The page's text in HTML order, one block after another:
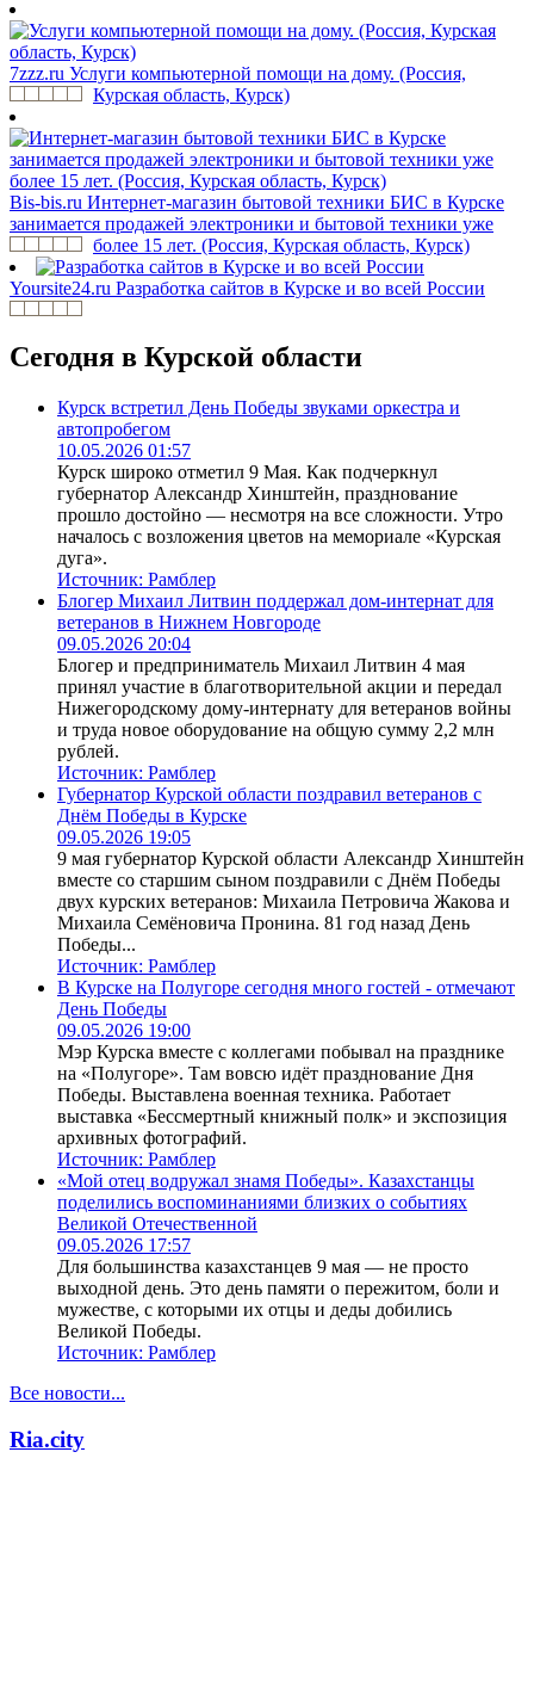
7zzz.ru Услуги компьютерной помощи на дому. (Россия,
Курская область, Курск)
Bis-bis.ru Интернет-магазин бытовой техники БИС в Курске
занимается продажей электроники и бытовой техники уже
более 15 лет. (Россия, Курская область, Курск)
Yoursite24.ru Разработка сайтов в Курске и во всей России
Сегодня в Курской области
Курск встретил День Победы звуками оркестра и
автопробегом
10.05.2026 01:57
Курск широко отметил 9 Мая. Как подчеркнул
губернатор Александр Хинштейн, празднование
прошло достойно — несмотря на все сложности. Утро
началось с возложения цветов на мемориале «Курская
дуга».
Источник: Рамблер
Блогер Михаил Литвин поддержал дом-интернат для
ветеранов в Нижнем Новгороде
09.05.2026 20:04
Блогер и предприниматель Михаил Литвин 4 мая
принял участие в благотворительной акции и передал
Нижегородскому дому-интернату для ветеранов войны
и труда новое оборудование на общую сумму 2,2 млн
рублей.
Источник: Рамблер
Губернатор Курской области поздравил ветеранов с
Днём Победы в Курске
09.05.2026 19:05
9 мая губернатор Курской области Александр Хинштейн
вместе со старшим сыном поздравили с Днём Победы
двух курских ветеранов: Михаила Петровича Жакова и
Михаила Семёновича Пронина. 81 год назад День
Победы...
Источник: Рамблер
В Курске на Полугоре сегодня много гостей - отмечают
День Победы
09.05.2026 19:00
Мэр Курска вместе с коллегами побывал на празднике
на «Полугоре». Там вовсю идёт празднование Дня
Победы. Выставлена военная техника. Работает
выставка «Бессмертный книжный полк» и экспозиция
архивных фотографий.
Источник: Рамблер
«Мой отец водружал знамя Победы». Казахстанцы
поделились воспоминаниями близких о событиях
Великой Отечественной
09.05.2026 17:57
Для большинства казахстанцев 9 мая — не просто
выходной день. Это день памяти о пережитом, боли и
мужестве, с которыми их отцы и деды добились
Великой Победы.
Источник: Рамблер
Все новости...
Ria.city